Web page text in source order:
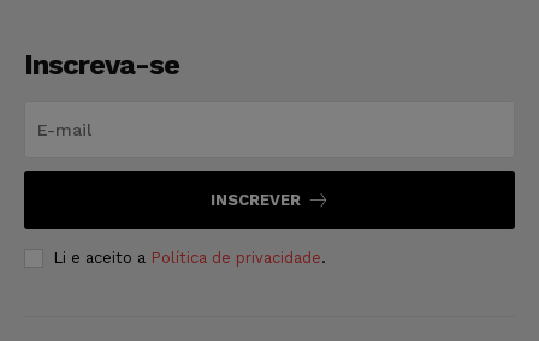
Inscreva-se
INSCREVER
Li e aceito a Política de privacidade.